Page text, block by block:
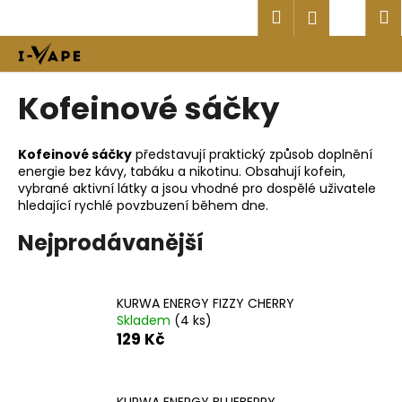
obsah
Hledat
Kofeinové sáčky
Kofeinové sáčky představují praktický způsob doplnění
energie bez kávy, tabáku a nikotinu. Obsahují kofein,
vybrané aktivní látky a jsou vhodné pro dospělé uživatele
hledající rychlé povzbuzení během dne.
Nejprodávanější
KURWA ENERGY FIZZY CHERRY
Skladem (4 ks)
129 Kč
o
í
Zpět
Zpět
C
o
p
o
t
ř
e